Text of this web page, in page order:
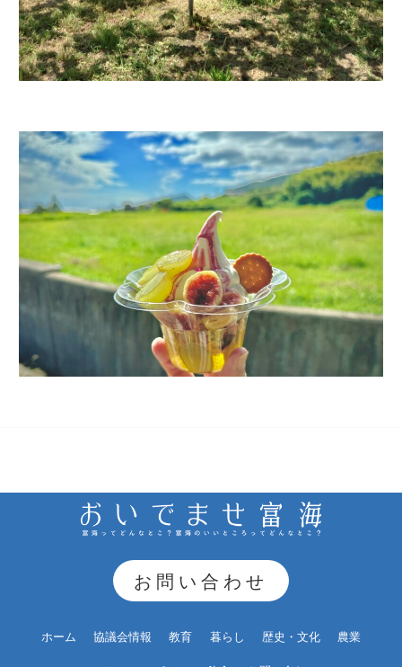
お問い合わせ
ホーム 協議会情報 教育 暮らし 歴史・文化 農業